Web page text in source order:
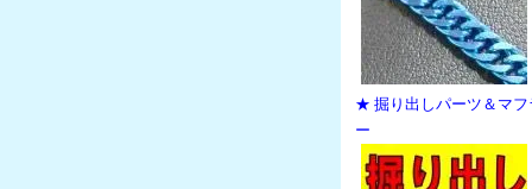
★ 掘り出しパーツ＆マフ
ー